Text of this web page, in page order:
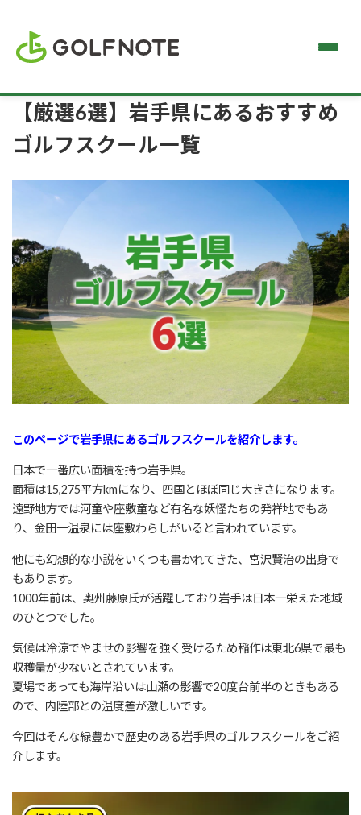
【厳選6選】岩手県にあるおすすめ
ゴルフスクール一覧
このページで岩手県にあるゴルフスクールを紹介します。
日本で一番広い面積を持つ岩手県。
面積は15,275平方kmになり、四国とほぼ同じ大きさになります。
遠野地方では河童や座敷童など有名な妖怪たちの発祥地でもあ
り、金田一温泉には座敷わらしがいると言われています。
他にも幻想的な小説をいくつも書かれてきた、宮沢賢治の出身で
もあります。
1000年前は、奥州藤原氏が活躍しており岩手は日本一栄えた地域
のひとつでした。
気候は冷涼でやませの影響を強く受けるため稲作は東北6県で最も
収穫量が少ないとされています。
夏場であっても海岸沿いは山瀬の影響で20度台前半のときもある
ので、内陸部との温度差が激しいです。
今回はそんな緑豊かで歴史のある岩手県のゴルフスクールをご紹
介します。